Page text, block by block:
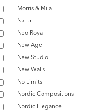
Morris & Mila
Natur
Neo Royal
New Age
New Studio
New Walls
No Limits
Nordic Compositions
Nordic Elegance